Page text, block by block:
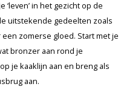
‘leven’ in het gezicht op de
uitstekende gedeelten zoals
zomerse gloed. Start met je
bronzer aan rond je
je kaaklijn aan en breng als
aan.